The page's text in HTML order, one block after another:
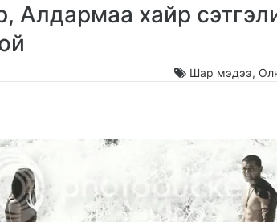
Алдармаа хайр
Шар мэдээ,